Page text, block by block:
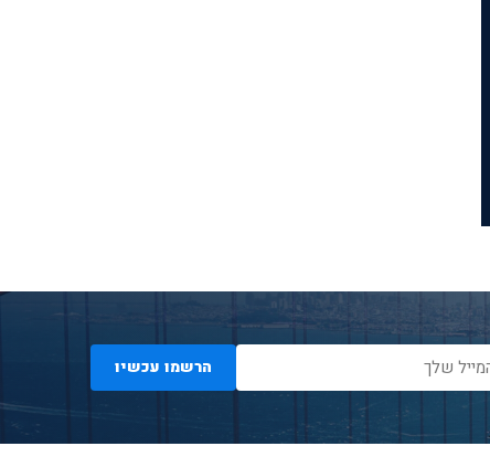
הרשמו עכשיו